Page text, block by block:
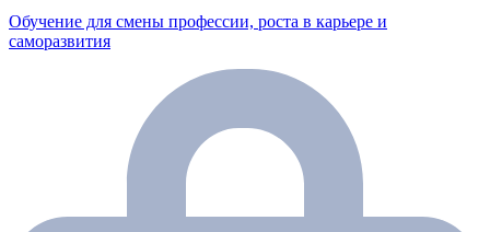
Обучение для смены профессии, роста в карьере и
саморазвития